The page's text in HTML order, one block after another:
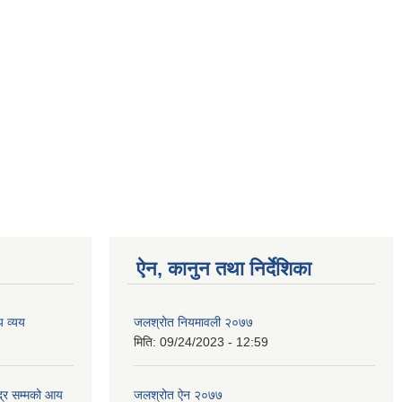
व्यय
सम्मको आय
ऐन, कानुन तथा निर्देशिका
जलश्रोत नियमावली २०७७
मिति: 09/24/2023 - 12:59
जलश्रोत ऐन २०७७